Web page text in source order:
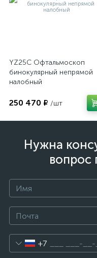
YZ25C Офтальмоскоп
бинокулярный непрямой
налобный
250 470 ₽ /шт
Нужна
вопрос
+7